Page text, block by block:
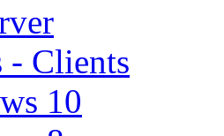
- Clients
10